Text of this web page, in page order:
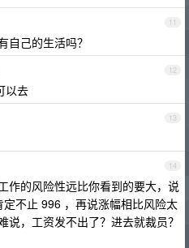
11
自己的生活吗？
12
以去
13
14
作的风险性远比你看到的要大，说
不止 996 ，再说涨幅相比风险太
说，工资发不出了？进去就裁员？